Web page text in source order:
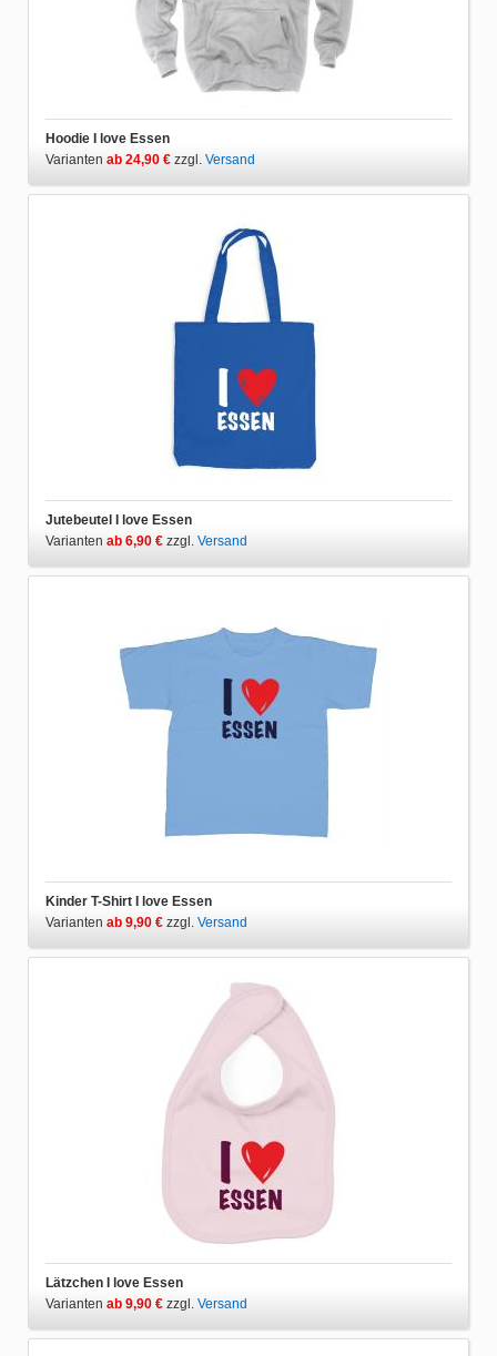
Hoodie I love Essen
Varianten ab 24,90 € zzgl. Versand
Jutebeutel I love Essen
Varianten ab 6,90 € zzgl. Versand
Kinder T-Shirt I love Essen
Varianten ab 9,90 € zzgl. Versand
Lätzchen I love Essen
Varianten ab 9,90 € zzgl. Versand